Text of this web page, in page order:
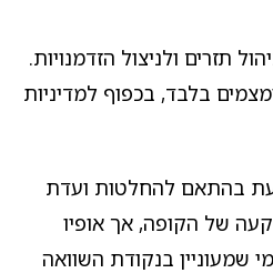
תזרים ולניצול הזדמנויות.
בלבד, בכפוף למדיניות
בהתאם להחלטות ועדת
של הקופה, אך אופיו
שמעוניין בנקודת השוואה